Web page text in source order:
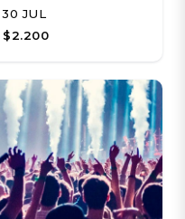
30 JUL
$2.200